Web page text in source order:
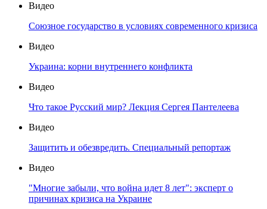
Видео
Союзное государство в условиях современного кризиса
Видео
Украина: корни внутреннего конфликта
Видео
Что такое Русский мир? Лекция Сергея Пантелеева
Видео
Защитить и обезвредить. Специальный репортаж
Видео
"Многие забыли, что война идет 8 лет": эксперт о
причинах кризиса на Украине